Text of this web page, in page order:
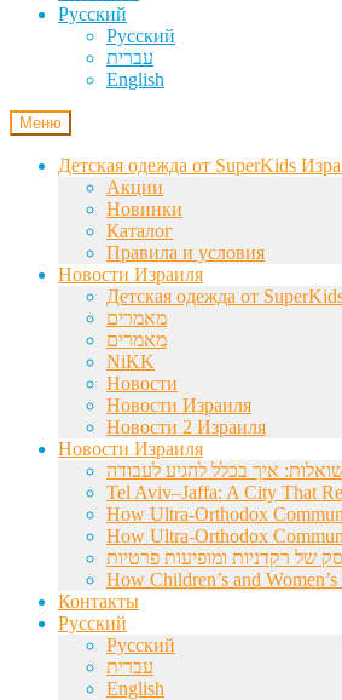
Русский
Русский
עברית
English
Меню
Детская одежда от SuperKids
Акции
Новинки
Каталог
Правила и условия
Новости Израиля
מאמרים
מאמרים
NiKK
Новости
Новости Израиля
Новости 2 Израиля
Новости Израиля
Tel Aviv–Jaffa: A City That
How Ultra-Orthodox
How Ultra-Orthodox
של רקדניות ומופיעות פרטיות
How Children’s and
Контакты
Русский
Русский
עברית
English